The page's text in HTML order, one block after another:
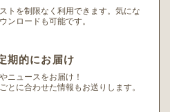
トを制限なく利用できます。 気にな
ンロードも可能です。
期的にお届け
ニュースをお届け！
とに合わせた情報もお送りします。